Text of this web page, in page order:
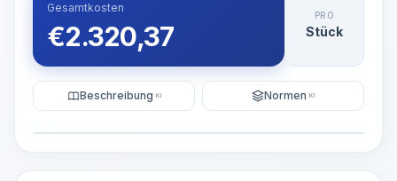
Gesamtkosten
€2.320,37
PRO
Stück
Beschreibung KI Normen KI